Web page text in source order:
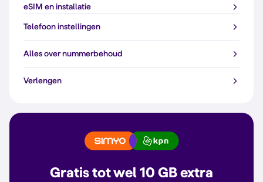
eSIM en installatie
Telefoon instellingen
Alles over nummerbehoud
Verlengen
Gratis tot wel 10 GB extra